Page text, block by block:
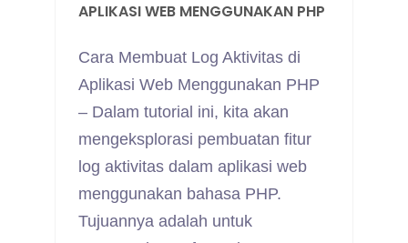
APLIKASI WEB MENGGUNAKAN PHP
Cara Membuat Log Aktivitas di
Aplikasi Web Menggunakan PHP
– Dalam tutorial ini, kita akan
mengeksplorasi pembuatan fitur
log aktivitas dalam aplikasi web
menggunakan bahasa PHP.
Tujuannya adalah untuk